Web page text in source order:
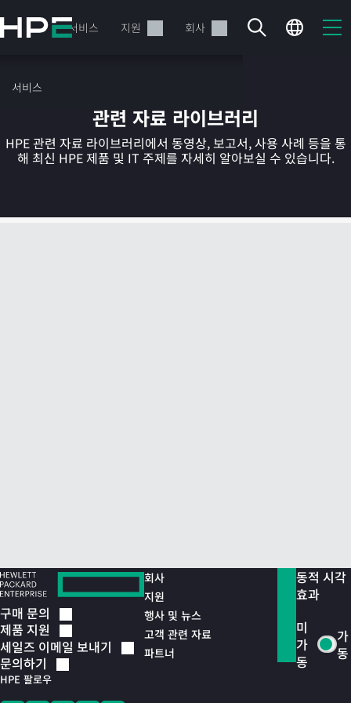
요
뛰
제품 서비스 지원 회사
서비스
현재 장바구니가 비어있습니다
관련 자료 라이브러리
HPE 관련 자료 라이브러리에서 동영상, 보고서, 사용 사례 등을 통
해 최신 HPE 제품 및 IT 주제를 자세히 알아보실 수 있습니다.
구매 문의
제품 지원
세일즈 이메일 보내기
문의하기
HPE 팔로우
회사
지원
행사 및 뉴스
고객 관련 자료
파트너
동적 시각
효과
미
가
동
가
동